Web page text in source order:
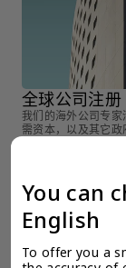
全球公司注册
我们的海外公司专
需资本，以及其它
You can
English
To offer you a